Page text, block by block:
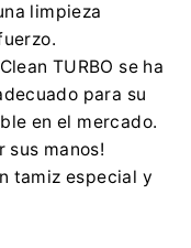
limpieza
TURBO se ha
para su
en el mercado.
sus manos!
tamiz especial y